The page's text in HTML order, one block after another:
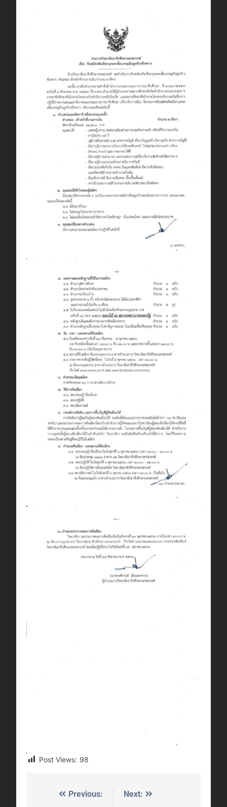
Post Views: 98
Post Previous: Next: